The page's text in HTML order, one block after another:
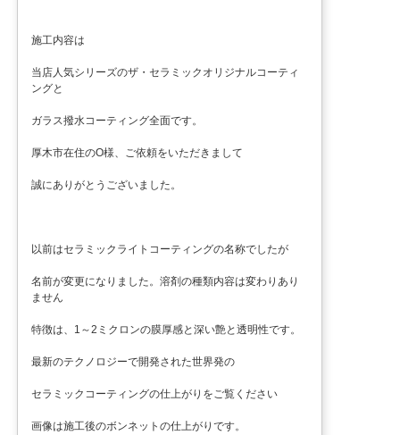
施工内容は
当店人気シリーズのザ・セラミックオリジナルコーティ
ングと
ガラス撥水コーティング全面です。
厚木市在住のO様、ご依頼をいただきまして
誠にありがとうございました。
以前はセラミックライトコーティングの名称でしたが
名前が変更になりました。溶剤の種類内容は変わりあり
ません
特徴は、1～2ミクロンの膜厚感と深い艶と透明性です。
最新のテクノロジーで開発された世界発の
セラミックコーティングの仕上がりをご覧ください
画像は施工後のボンネットの仕上がりです。